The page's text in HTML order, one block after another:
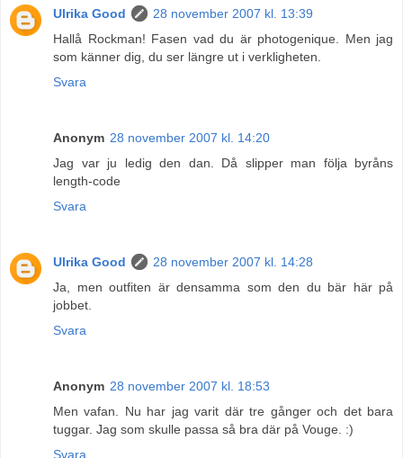
Ulrika Good
28 november 2007 kl. 13:39
Hallå Rockman! Fasen vad du är photogenique. Men jag
som känner dig, du ser längre ut i verkligheten.
Svara
Anonym 28 november 2007 kl. 14:20
Jag var ju ledig den dan. Då slipper man följa byråns
length-code
Svara
Ulrika Good
28 november 2007 kl. 14:28
Ja, men outfiten är densamma som den du bär här på
jobbet.
Svara
Anonym 28 november 2007 kl. 18:53
Men vafan. Nu har jag varit där tre gånger och det bara
tuggar. Jag som skulle passa så bra där på Vouge. :)
Svara